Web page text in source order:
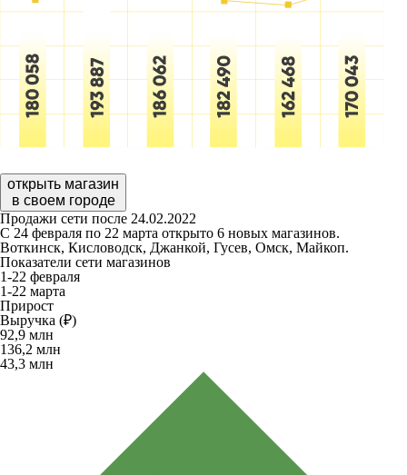
открыть магазин
в своем городе
Продажи сети после 24.02.2022
С 24 февраля по 22 марта открыто 6 новых магазинов.
Воткинск, Кисловодск, Джанкой, Гусев, Омск, Майкоп.
Показатели сети магазинов
1-22 февраля
1-22 марта
Прирост
Выручка (₽)
92,9 млн
136,2 млн
43,3 млн